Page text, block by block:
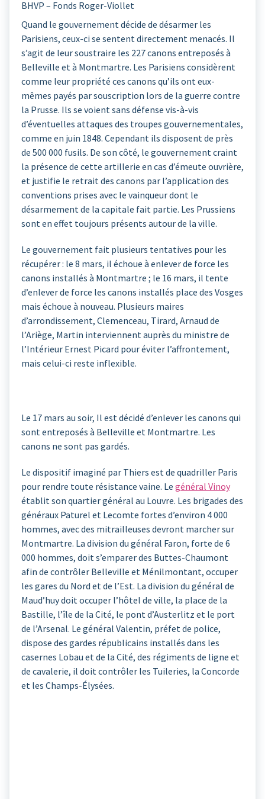
BHVP – Fonds Roger-Viollet
Quand le gouvernement décide de désarmer les
Parisiens, ceux-ci se sentent directement menacés. Il
s’agit de leur soustraire les 227 canons entreposés à
Belleville et à Montmartre. Les Parisiens considèrent
comme leur propriété ces canons qu’ils ont eux-
mêmes payés par souscription lors de la guerre contre
la Prusse. Ils se voient sans défense vis-à-vis
d’éventuelles attaques des troupes gouvernementales,
comme en juin 1848. Cependant ils disposent de près
de 500 000 fusils. De son côté, le gouvernement craint
la présence de cette artillerie en cas d’émeute ouvrière,
et justifie le retrait des canons par l’application des
conventions prises avec le vainqueur dont le
désarmement de la capitale fait partie. Les Prussiens
sont en effet toujours présents autour de la ville.
Le gouvernement fait plusieurs tentatives pour les
récupérer : le 8 mars, il échoue à enlever de force les
canons installés à Montmartre ; le 16 mars, il tente
d’enlever de force les canons installés place des Vosges
mais échoue à nouveau. Plusieurs maires
d’arrondissement, Clemenceau, Tirard, Arnaud de
l’Ariège, Martin interviennent auprès du ministre de
l’Intérieur Ernest Picard pour éviter l’affrontement,
mais celui-ci reste inflexible.
Le 17 mars au soir, Il est décidé d’enlever les canons qui
sont entreposés à Belleville et Montmartre. Les
canons ne sont pas gardés.
Le dispositif imaginé par Thiers est de quadriller Paris
pour rendre toute résistance vaine. Le général Vinoy
établit son quartier général au Louvre. Les brigades des
généraux Paturel et Lecomte fortes d’environ 4 000
hommes, avec des mitrailleuses devront marcher sur
Montmartre. La division du général Faron, forte de 6
000 hommes, doit s’emparer des Buttes-Chaumont
afin de contrôler Belleville et Ménilmontant, occuper
les gares du Nord et de l’Est. La division du général de
Maud’huy doit occuper l’hôtel de ville, la place de la
Bastille, l’île de la Cité, le pont d’Austerlitz et le port
de l’Arsenal. Le général Valentin, préfet de police,
dispose des gardes républicains installés dans les
casernes Lobau et de la Cité, des régiments de ligne et
de cavalerie, il doit contrôler les Tuileries, la Concorde
et les Champs-Élysées.